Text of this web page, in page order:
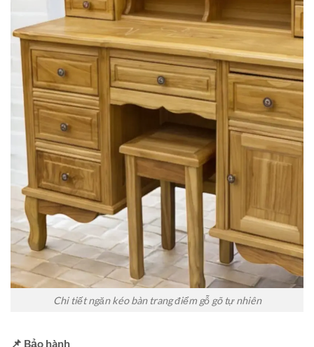
Chi tiết ngăn kéo bàn trang điểm gỗ gõ tự nhiên
📌 Bảo hành